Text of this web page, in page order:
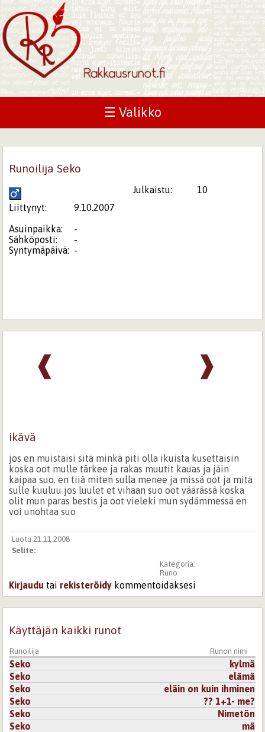
☰ Valikko
Runoilija Seko
Julkaistu:
10
Liittynyt:
9.10.2007
Asuinpaikka:
-
Sähköposti:
-
Syntymäpäivä: -
❱
❰
ikävä
jos en muistaisi sitä minkä piti olla ikuista kusettaisin
koska oot mulle tärkee ja rakas muutit kauas ja jäin
kaipaa suo. en tiiä miten sulla menee ja missä oot ja mitä
sulle kuuluu jos luulet et vihaan suo oot väärässä koska
olit mun paras bestis ja oot vieleki mun sydämmessä en
voi unohtaa suo
Luotu 21.11.2008
Selite:
Kategoria:
Runo
Kirjaudu tai rekisteröidy kommentoidaksesi
Käyttäjän kaikki runot
Runoilija Runon nimi
Seko
kylmä
Seko
elämä
Seko
eläin on kuin ihminen
Seko
?? 1+1- me?
Seko
Nimetön
Seko
mä